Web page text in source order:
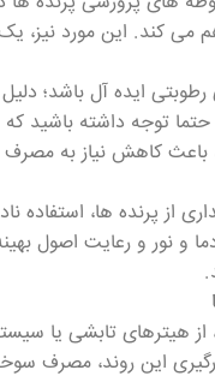
می کند. این مورد
ایده آل باشد؛
توجه داشته باشید
کاهش نیاز به
از پرنده ها، استفاده
و نور و رعایت اصول
هیترهای تابشی یا
این روند، مصرف